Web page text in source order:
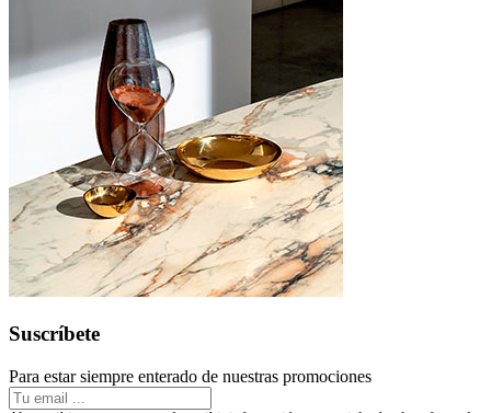
Suscríbete
Para estar siempre enterado de nuestras promociones